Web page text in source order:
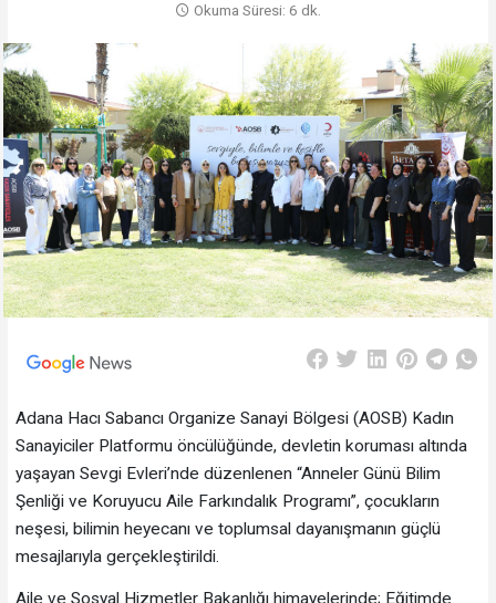
Okuma Süresi: 6 dk.
Adana Hacı Sabancı Organize Sanayi Bölgesi (AOSB) Kadın
Sanayiciler Platformu öncülüğünde, devletin koruması altında
yaşayan Sevgi Evleri’nde düzenlenen “Anneler Günü Bilim
Şenliği ve Koruyucu Aile Farkındalık Programı”, çocukların
neşesi, bilimin heyecanı ve toplumsal dayanışmanın güçlü
mesajlarıyla gerçekleştirildi.